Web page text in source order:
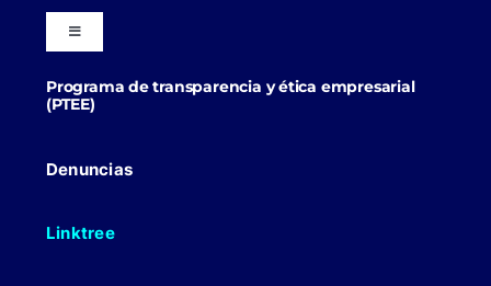
Trabaja con nosotros
Toggle
Navigation
Blog
Politicas Comerciales
Programa de transparencia y ética empresarial
(PTEE)
Denuncias
Linktree